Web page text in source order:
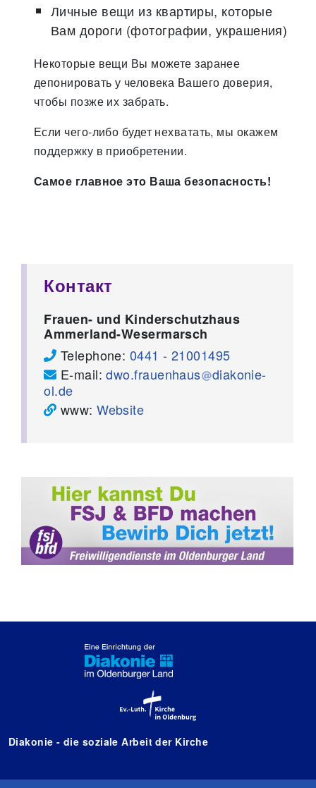
Контакт
Frauen- und Kinderschutzhaus
Ammerland-Wesermarsch
Telephone: 0441 - 21001495
E-mail:dwo.frauenhaus
diakonie-
ol.de
www:Website
Личные вещи из квартиры, которые
Вам дороги (фотографии, украшения)
Некоторые вещи Вы можете заранее
депонировать у человека Вашего доверия,
чтобы позже их забрать.
Если чего-либо будет нехватать, мы окажем
поддержку в приобретении.
Самое главное это Ваша безопасность!
Diakonie - die soziale Arbeit der Kirche